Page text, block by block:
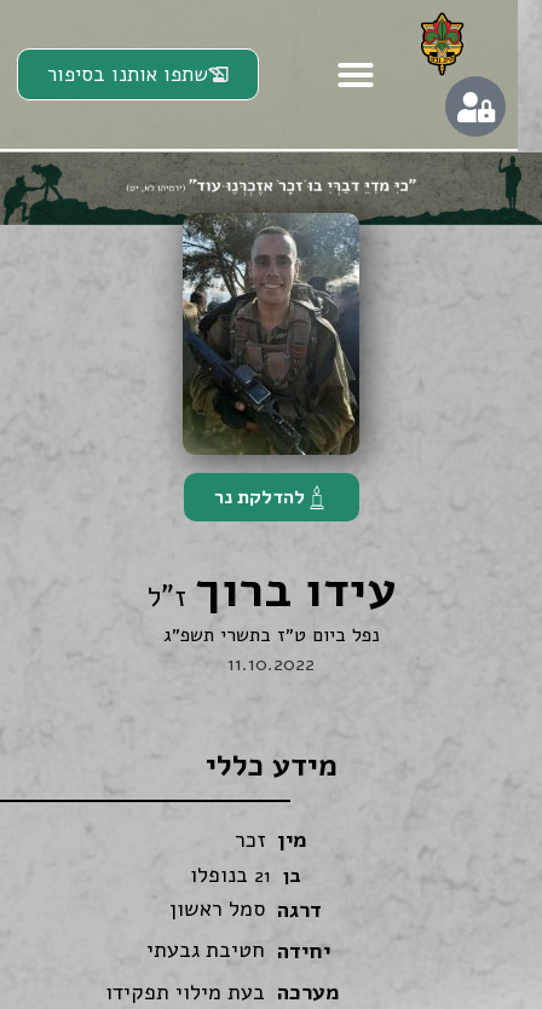
שתפו אותנו בסיפור
להדלקת נר
עידו ברוךז"ל
נפל ביום ט״ז בתשרי תשפ״ג
11.10.2022
מידע כללי
מין זכר
בן 21 בנופלו
דרגה
סמל ראשון
יחידה
חטיבת גבעתי
מערכה
בעת מילוי תפקידו